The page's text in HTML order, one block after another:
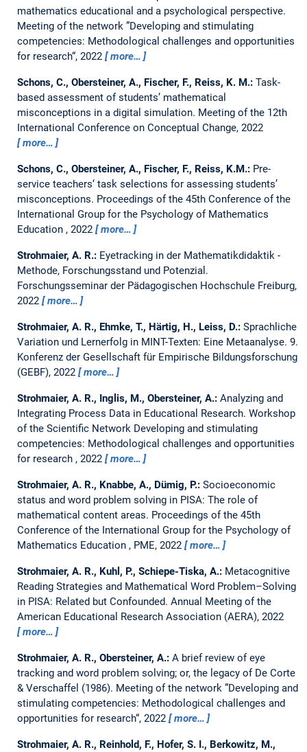
mathematics educational and a psychological perspective.
Meeting of the network ”Developing and stimulating
competencies: Methodological challenges and opportunities
for research“, 2022
more…
Schons, C., Obersteiner, A., Fischer, F., Reiss, K. M.: Task-
based assessment of students’ mathematical
misconceptions in a digital simulation. Meeting of the 12th
International Conference on Conceptual Change, 2022
more…
Schons, C., Obersteiner, A., Fischer, F., Reiss, K.M.: Pre-
service teachers‘ task selections for assessing students’
misconceptions. Proceedings of the 45th Conference of the
International Group for the Psychology of Mathematics
Education , 2022
more…
Strohmaier, A. R.: Eyetracking in der Mathematikdidaktik -
Methode, Forschungsstand und Potenzial.
Forschungsseminar der Pädagogischen Hochschule Freiburg,
2022
more…
Strohmaier, A. R., Ehmke, T., Härtig, H., Leiss, D.: Sprachliche
Variation und Lernerfolg in MINT-Texten: Eine Metaanalyse. 9.
Konferenz der Gesellschaft für Empirische Bildungsforschung
(GEBF), 2022
more…
Strohmaier, A. R., Inglis, M., Obersteiner, A.: Analyzing and
Integrating Process Data in Educational Research. Workshop
of the Scientific Network Developing and stimulating
competencies: Methodological challenges and opportunities
for research , 2022
more…
Strohmaier, A. R., Knabbe, A., Dümig, P.: Socioeconomic
status and word problem solving in PISA: The role of
mathematical content areas. Proceedings of the 45th
Conference of the International Group for the Psychology of
Mathematics Education , PME, 2022
more…
Strohmaier, A. R., Kuhl, P., Schiepe-Tiska, A.: Metacognitive
Reading Strategies and Mathematical Word Problem–Solving
in PISA: Related but Confounded. Annual Meeting of the
American Educational Research Association (AERA), 2022
more…
Strohmaier, A. R., Obersteiner, A.: A brief review of eye
tracking and word problem solving; or, the legacy of De Corte
& Verschaffel (1986). Meeting of the network ”Developing and
stimulating competencies: Methodological challenges and
opportunities for research“, 2022
more…
Strohmaier, A. R., Reinhold, F., Hofer, S. I., Berkowitz, M.,